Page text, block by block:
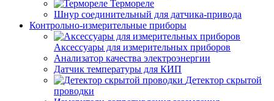
Термореле
Шнур соединительный для датчика-привода
Контрольно-измерительные приборы
Аксессуары для измерительных приборов
Анализатор качества электроэнергии
Датчик температуры для КИП
Детектор скрытой
проводки